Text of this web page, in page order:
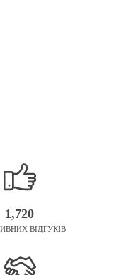
1,720
ВІДГУКІВ